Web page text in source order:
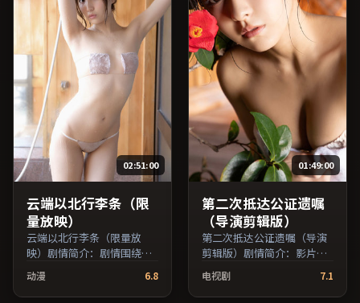
源。推荐给喜爱现实主义叙
事与人文关怀题材的影迷。
（国产影视资源大全免费条
目索引，支持片名与演员交
叉检索。）
02:51:00
云端以北行李条（限
量放映）
云端以北行李条（限量放
映）剧情简介：剧情围绕一
景还原了特定年代质感；由
宁浩执导，王俊凯、长泽雅
动漫 6.8
01:49:00
第二次抵达公证遗嘱
（导演剪辑版）
第二次抵达公证遗嘱（导演
剪辑版）剧情简介：影片以
冷静叙事铺陈人物处境，现
实压力与理想执念相互拉
扯；由许鞍华执导，王俊
电视剧 7.1